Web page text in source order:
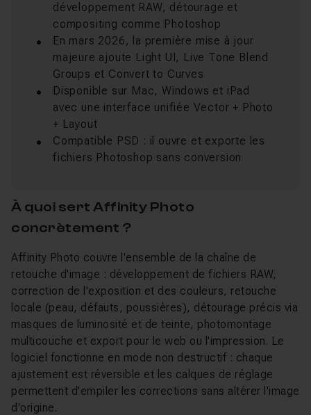
développement RAW, détourage et
compositing comme Photoshop
En mars 2026, la première mise à jour
majeure ajoute Light UI, Live Tone Blend
Groups et Convert to Curves
Disponible sur Mac, Windows et iPad
avec une interface unifiée Vector + Photo
+ Layout
Compatible PSD : il ouvre et exporte les
fichiers Photoshop sans conversion
À quoi sert Affinity Photo
concrètement ?
Affinity Photo couvre l'ensemble de la chaîne de
retouche d'image : développement de fichiers RAW,
correction de l'exposition et des couleurs, retouche
locale (peau, défauts, poussières), détourage précis via
masques de luminosité et de teinte, photomontage
multicouche et export pour le web ou l'impression. Le
logiciel fonctionne en mode non destructif : chaque
ajustement est réversible et les calques de réglage
permettent d'empiler les corrections sans altérer l'image
d'origine.